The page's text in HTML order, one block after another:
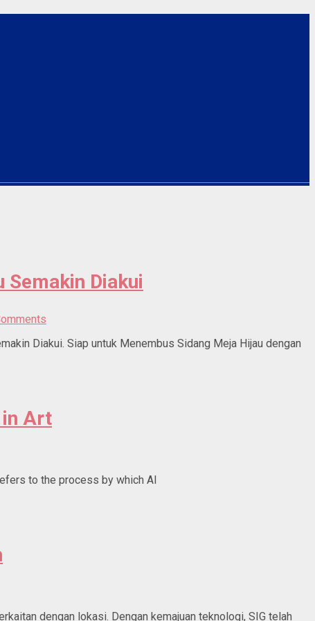
Diakui
Diakui. Siap untuk Menembus Sidang Meja Hijau dengan
Art
to the process by which AI
dengan lokasi. Dengan kemajuan teknologi, SIG telah